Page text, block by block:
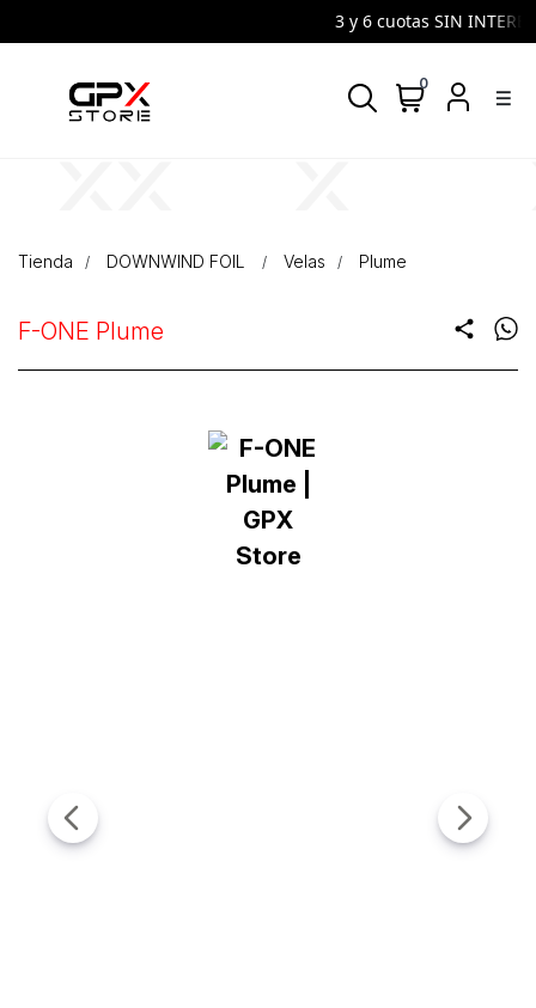
3 y 6 cuotas SIN
density_medium
0
Tienda DOWNWIND FOIL Velas Plume
F-ONE Plume share